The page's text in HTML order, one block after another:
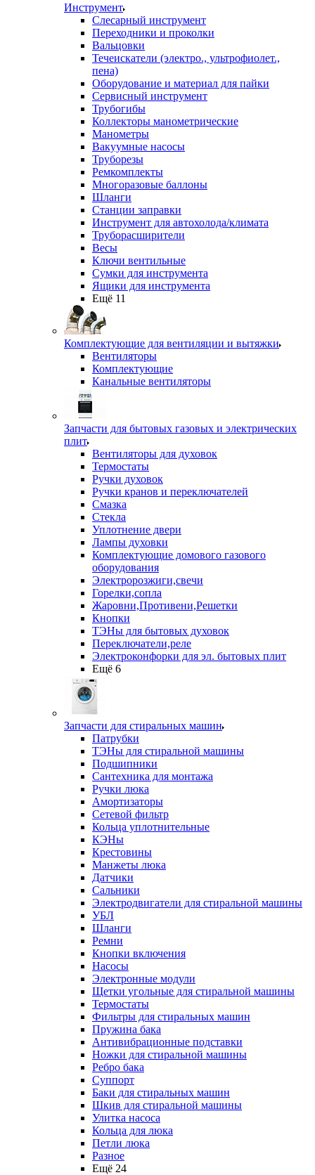
Инструмент
Слесарный инструмент
Переходники и проколки
Вальцовки
Течеискатели (электро., ультрофиолет.,
пена)
Оборудование и материал для пайки
Сервисный инструмент
Трубогибы
Коллекторы манометрические
Манометры
Вакуумные насосы
Труборезы
Ремкомплекты
Многоразовые баллоны
Шланги
Станции заправки
Инструмент для автохолода/климата
Труборасширители
Весы
Ключи вентильные
Сумки для инструмента
Ящики для инструмента
Ещё 11
Комплектующие для вентиляции и вытяжки
Вентиляторы
Комплектующие
Канальные вентиляторы
Запчасти для бытовых газовых и электрических
плит
Вентиляторы для духовок
Термостаты
Ручки духовок
Ручки кранов и переключателей
Смазка
Стекла
Уплотнение двери
Лампы духовки
Комплектующие домового газового
оборудования
Электророзжиги,свечи
Горелки,сопла
Жаровни,Противени,Решетки
Кнопки
ТЭНы для бытовых духовок
Переключатели,реле
Электроконфорки для эл. бытовых плит
Ещё 6
Запчасти для стиральных машин
Патрубки
ТЭНы для стиральной машины
Подшипники
Сантехника для монтажа
Ручки люка
Амортизаторы
Сетевой фильтр
Кольца уплотнительные
КЭНы
Крестовины
Манжеты люка
Датчики
Сальники
Электродвигатели для стиральной машины
УБЛ
Шланги
Ремни
Кнопки включения
Насосы
Электронные модули
Щетки угольные для стиральной машины
Термостаты
Фильтры для стиральных машин
Пружина бака
Антивибрационные подставки
Ножки для стиральной машины
Ребро бака
Суппорт
Баки для стиральных машин
Шкив для стиральной машины
Улитка насоса
Кольца для люка
Петли люка
Разное
Ещё 24